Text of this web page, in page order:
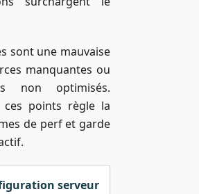
sont une mauvaise
manquantes ou
non optimisés.
points règle la
de perf et garde
serveur